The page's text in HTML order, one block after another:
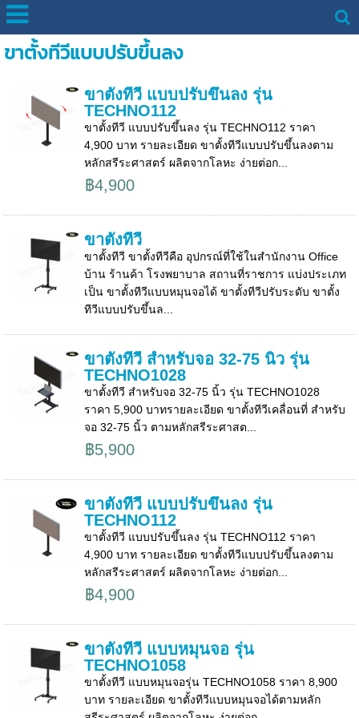
ขาตั้งทีวีแบบปรับขึ้นลง
ขาตั้งทีวี แบบปรับขึ้นลง รุ่น
TECHNO112
ขาตั้งทีวี แบบปรับขึ้นลง รุ่น TECHNO112 ราคา
4,900 บาท รายละเอียด ขาตั้งทีวีแบบปรับขึ้นลงตาม
หลักสรีระศาสตร์ ผลิตจากโลหะ ง่ายต่อก...
฿4,900
ขาตั้งทีวี
ขาตั้งทีวี ขาตั้งทีวีคือ อุปกรณ์ที่ใช้ในสำนักงาน Office
บ้าน ร้านค้า โรงพยาบาล สถานที่ราชการ แบ่งประเภท
เป็น ขาตั้งทีวีแบบหมุนจอได้ ขาตั้งทีวีปรับระดับ ขาตั้ง
ทีวีแบบปรับขึ้นล...
ขาตั้งทีวี สำหรับจอ 32-75 นิ้ว รุ่น
TECHNO1028
ขาตั้งทีวี สำหรับจอ 32-75 นิ้ว รุ่น TECHNO1028
ราคา 5,900 บาทรายละเอียด ขาตั้งทีวีเคลื่อนที่ สำหรับ
จอ 32-75 นิ้ว ตามหลักสรีระศาสต...
฿5,900
ขาตั้งทีวี แบบปรับขึ้นลง รุ่น
TECHNO112
ขาตั้งทีวี แบบปรับขึ้นลง รุ่น TECHNO112 ราคา
4,900 บาท รายละเอียด ขาตั้งทีวีแบบปรับขึ้นลงตาม
หลักสรีระศาสตร์ ผลิตจากโลหะ ง่ายต่อก...
฿4,900
ขาตั้งทีวี แบบหมุนจอ รุ่น
TECHNO1058
ขาตั้งทีวี แบบหมุนจอรุ่น TECHNO1058 ราคา 8,900
บาท รายละเอียด ขาตั้งทีวีแบบหมุนจอได้ตามหลัก